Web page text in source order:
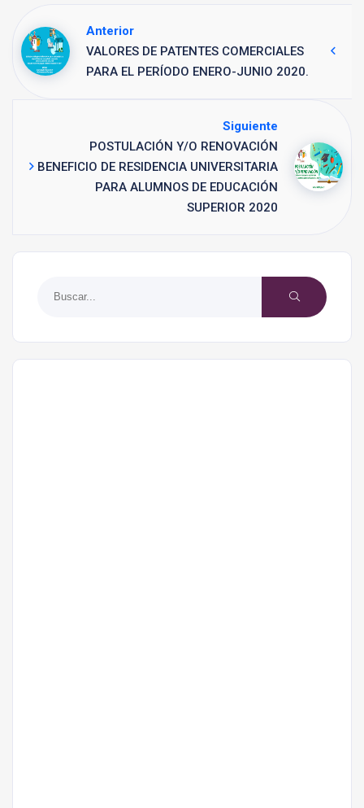
Anterior
VALORES DE PATENTES COMERCIALES
PARA EL PERÍODO ENERO-JUNIO 2020.
Siguiente
POSTULACIÓN Y/O RENOVACIÓN
BENEFICIO DE RESIDENCIA UNIVERSITARIA
PARA ALUMNOS DE EDUCACIÓN
SUPERIOR 2020